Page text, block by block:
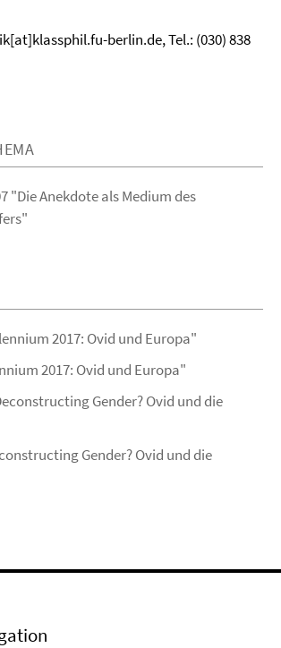
berlin.de, Tel.: (030) 838
"Die Anekdote als Medium des
2017: Ovid und Europa"
2017: Ovid und Europa"
Gender? Ovid und die
Gender? Ovid und die